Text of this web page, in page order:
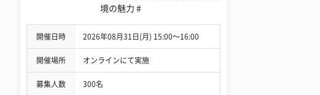
境の魅力 #
開催日時 2026年08月31日(月) 15:00〜16:00
開催場所 オンラインにて実施
募集人数 300名